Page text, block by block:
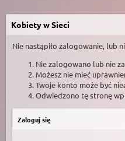
Kobiety w Sieci
Nie nastąpiło zalogowanie, lub
Nie zalogowano lub nie
Możesz nie mieć
Twoje konto może być
Odwiedzono tę stronę
Zaloguj się